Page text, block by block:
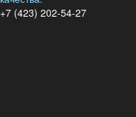
+7 (423) 202-54-27